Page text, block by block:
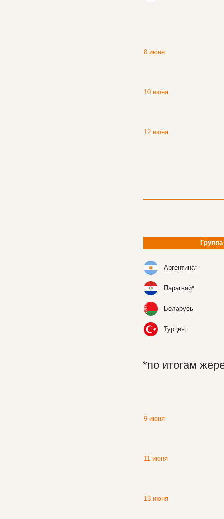
8 июня
10 июня
12 июня
Аргентина*
Парагвай*
Беларусь
Турция
*по итогам
9 июня
11 июня
13 июня